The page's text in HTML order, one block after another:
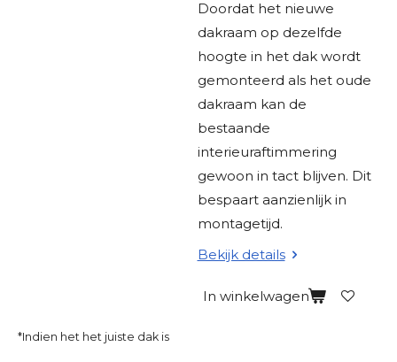
Doordat het nieuwe
dakraam op dezelfde
hoogte in het dak wordt
gemonteerd als het oude
dakraam kan de
bestaande
interieuraftimmering
gewoon in tact blijven. Dit
bespaart aanzienlijk in
montagetijd.
Bekijk details
In winkelwagen
*Indien het het juiste dak is